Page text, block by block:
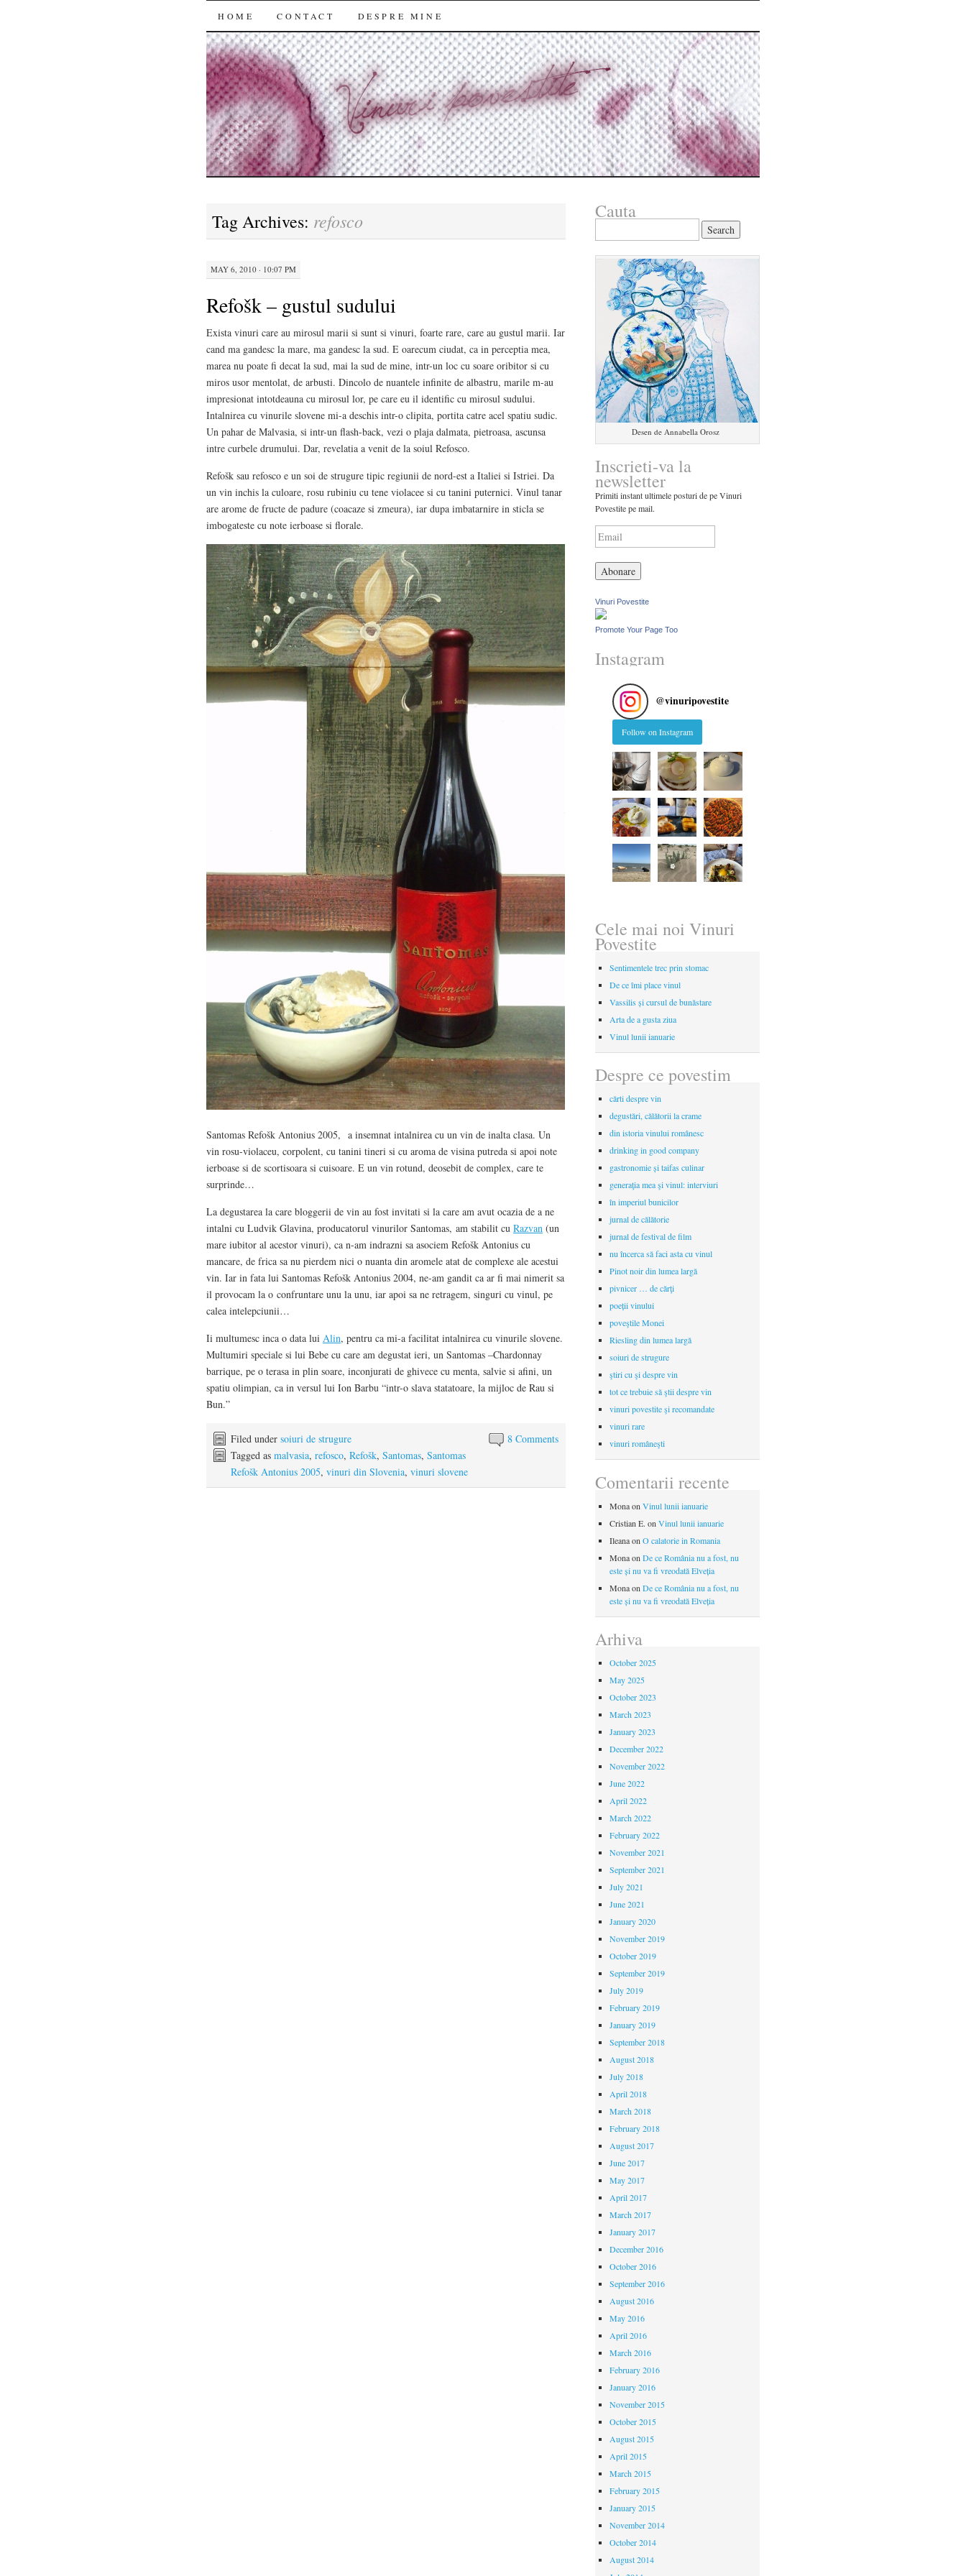
SKIP
TO
CONTENT
HOME CONTACT DESPRE MINE
Tag Archives: refosco
MAY 6, 2010 · 10:07 PM
Refošk – gustul sudului
Exista vinuri care au mirosul marii si sunt si vinuri, foarte rare, care au gustul marii. Iar
cand ma gandesc la mare, ma gandesc la sud. E oarecum ciudat, ca in perceptia mea,
marea nu poate fi decat la sud, mai la sud de mine, intr-un loc cu soare oribitor si cu
miros usor mentolat, de arbusti. Dincolo de nuantele infinite de albastru, marile m-au
impresionat intotdeauna cu mirosul lor, pe care eu il identific cu mirosul sudului.
Intalnirea cu vinurile slovene mi-a deschis intr-o clipita, portita catre acel spatiu sudic.
Un pahar de Malvasia, si intr-un flash-back, vezi o plaja dalmata, pietroasa, ascunsa
intre curbele drumului. Dar, revelatia a venit de la soiul Refosco.
Refošk sau refosco e un soi de strugure tipic regiunii de nord-est a Italiei si Istriei. Da
un vin inchis la culoare, rosu rubiniu cu tene violacee si cu tanini puternici. Vinul tanar
are arome de fructe de padure (coacaze si zmeura), iar dupa imbatarnire in sticla se
imbogateste cu note ierboase si florale.
Santomas Refošk Antonius 2005, a insemnat intalnirea cu un vin de inalta clasa. Un
vin rosu-violaceu, corpolent, cu tanini tineri si cu aroma de visina putreda si apoi note
ierboase si de scortisoara si cuisoare. E un vin rotund, deosebit de complex, care te
surprinde…
La degustarea la care bloggerii de vin au fost invitati si la care am avut ocazia de a ne
intalni cu Ludvik Glavina, producatorul vinurilor Santomas, am stabilit cu Razvan (un
mare iubitor al acestor vinuri), ca n-am indrazni sa asociem Refošk Antonius cu
mancare, de frica sa nu pierdem nici o nuanta din aromele atat de complexe ale acestui
vin. Iar in fata lui Santomas Refošk Antonius 2004, ne-am gandit ca ar fi mai nimerit sa
il provocam la o confruntare unu la unu, iar apoi sa ne retragem, singuri cu vinul, pe
calea intelepciunii…
Ii multumesc inca o data lui Alin, pentru ca mi-a facilitat intalnirea cu vinurile slovene.
Multumiri speciale si lui Bebe cu care am degustat ieri, un Santomas –Chardonnay
barrique, pe o terasa in plin soare, inconjurati de ghivece cu menta, salvie si afini, un
spatiu olimpian, ca in versul lui Ion Barbu “intr-o slava statatoare, la mijloc de Rau si
Bun.”
8 Comments
Filed under soiuri de strugure
Tagged as malvasia, refosco, Refošk, Santomas, Santomas
Refošk Antonius 2005, vinuri din Slovenia, vinuri slovene
Cauta
Desen de Annabella Orosz
Inscrieti-va la
newsletter
Primiti instant ultimele posturi de pe Vinuri
Povestite pe mail.
Vinuri Povestite
Promote Your Page Too
Instagram
@vinuripovestite
Follow on Instagram
Cele mai noi Vinuri
Povestite
Sentimentele trec prin stomac
De ce îmi place vinul
Vassilis și cursul de bunăstare
Arta de a gusta ziua
Vinul lunii ianuarie
Despre ce povestim
cărti despre vin
degustări, călătorii la crame
din istoria vinului românesc
drinking in good company
gastronomie și taifas culinar
generaţia mea şi vinul: interviuri
în imperiul bunicilor
jurnal de călătorie
jurnal de festival de film
nu încerca să faci asta cu vinul
Pinot noir din lumea largă
pivnicer … de cărţi
poeții vinului
poveştile Monei
Riesling din lumea largă
soiuri de strugure
ştiri cu şi despre vin
tot ce trebuie să ştii despre vin
vinuri povestite şi recomandate
vinuri rare
vinuri româneşti
Comentarii recente
Monaon Vinul lunii ianuarie
Cristian E. on Vinul lunii ianuarie
Ileanaon O calatorie in Romania
Monaon De ce România nu a fost, nu
este și nu va fi vreodată Elveția
Monaon De ce România nu a fost, nu
este și nu va fi vreodată Elveția
Arhiva
October 2025
May 2025
October 2023
March 2023
January 2023
December 2022
November 2022
June 2022
April 2022
March 2022
February 2022
November 2021
September 2021
July 2021
June 2021
January 2020
November 2019
October 2019
September 2019
July 2019
February 2019
January 2019
September 2018
August 2018
July 2018
April 2018
March 2018
February 2018
August 2017
June 2017
May 2017
April 2017
March 2017
January 2017
December 2016
October 2016
September 2016
August 2016
May 2016
April 2016
March 2016
February 2016
January 2016
November 2015
October 2015
August 2015
April 2015
March 2015
February 2015
January 2015
November 2014
October 2014
August 2014